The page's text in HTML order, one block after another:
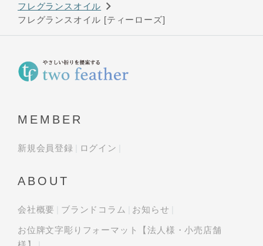
フレグランスオイル
フレグランスオイル [ティーローズ]
MEMBER
新規会員登録 ログイン
ABOUT
会社概要 ブランドコラム お知らせ
お位牌文字彫りフォーマット【法人様・小売店舗